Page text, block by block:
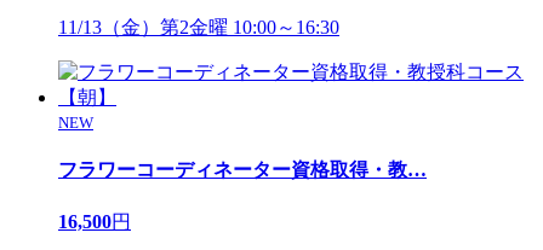
11/13（金）第2金曜 10:00～16:30
NEW
フラワーコーディネーター資格取得・教…
16,500円